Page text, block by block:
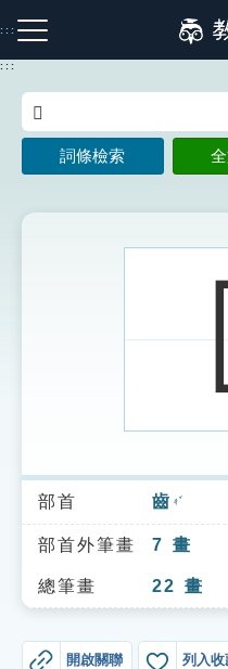
到
主
:::
注音索引圖示 筆畫索
索引選單
知識索引
單字索引
:::
詞條檢索
部首 齒 ㄔˇ
部首外筆畫 7 畫
總筆畫 22 畫
開啟關聯 列入收